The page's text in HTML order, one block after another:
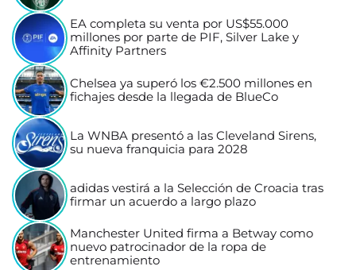
EA completa su venta por US$55.000
millones por parte de PIF, Silver Lake y
Affinity Partners
Chelsea ya superó los €2.500 millones en
fichajes desde la llegada de BlueCo
La WNBA presentó a las Cleveland Sirens,
su nueva franquicia para 2028
adidas vestirá a la Selección de Croacia tras
firmar un acuerdo a largo plazo
Manchester United firma a Betway como
nuevo patrocinador de la ropa de
entrenamiento